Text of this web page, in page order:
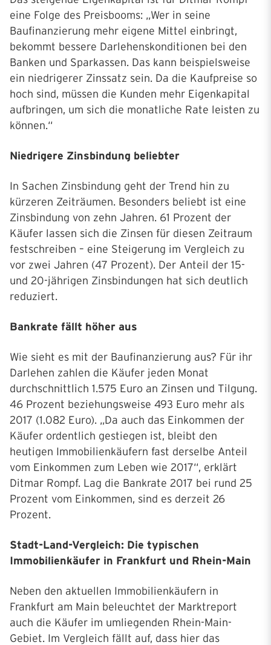
eine Folge des Preisbooms: „Wer in seine
Baufinanzierung mehr eigene Mittel einbringt,
bekommt bessere Darlehenskonditionen bei den
Banken und Sparkassen. Das kann beispielsweise
ein niedrigerer Zinssatz sein. Da die Kaufpreise so
hoch sind, müssen die Kunden mehr Eigenkapital
aufbringen, um sich die monatliche Rate leisten zu
können.“
Niedrigere Zinsbindung beliebter
In Sachen Zinsbindung geht der Trend hin zu
kürzeren Zeiträumen. Besonders beliebt ist eine
Zinsbindung von zehn Jahren. 61 Prozent der
Käufer lassen sich die Zinsen für diesen Zeitraum
festschreiben – eine Steigerung im Vergleich zu
vor zwei Jahren (47 Prozent). Der Anteil der 15-
und 20-jährigen Zinsbindungen hat sich deutlich
reduziert.
Bankrate fällt höher aus
Wie sieht es mit der Baufinanzierung aus? Für ihr
Darlehen zahlen die Käufer jeden Monat
durchschnittlich 1.575 Euro an Zinsen und Tilgung.
46 Prozent beziehungsweise 493 Euro mehr als
2017 (1.082 Euro). „Da auch das Einkommen der
Käufer ordentlich gestiegen ist, bleibt den
heutigen Immobilienkäufern fast derselbe Anteil
vom Einkommen zum Leben wie 2017“, erklärt
Ditmar Rompf. Lag die Bankrate 2017 bei rund 25
Prozent vom Einkommen, sind es derzeit 26
Prozent.
Stadt-Land-Vergleich: Die typischen
Immobilienkäufer in Frankfurt und Rhein-Main
Neben den aktuellen Immobilienkäufern in
Frankfurt am Main beleuchtet der Marktreport
auch die Käufer im umliegenden Rhein-Main-
Gebiet. Im Vergleich fällt auf, dass hier das